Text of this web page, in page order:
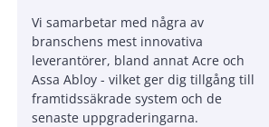
Vi samarbetar med några av
branschens mest innovativa
leverantörer, bland annat Acre och
Assa Abloy - vilket ger dig tillgång till
framtidssäkrade system och de
senaste uppgraderingarna.